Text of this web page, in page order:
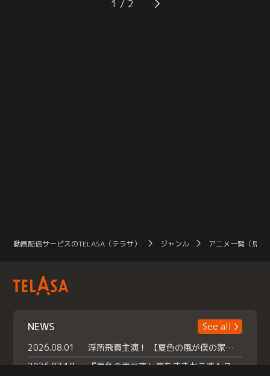
かり計画を練ってプレゼンをする事
恋と同じ調理班にしようと思ってい
1
動画配信サービスのTELASA（テラサ） ジャンル アニメ一覧（見放
NEWS
See all
2026.08.01
浮所飛貴主演！ 【夏色の風が僕の家にやってきた】 本日よりテラサで独占配信スタート！
2026.07.18
『夏色の雲が恋と嵐をまきおこす』スペシャルメイキング 【Part1】2026年７月18日（土）23時30分～配信スタート！話題のシーンの裏側を大公開！豪華キャスト大集合！ 『武宮家 真夏の家族会議』開催！